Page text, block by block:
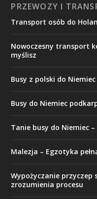
PRZEWOZY I
Transport osób do
​Nowoczesny transport
myślisz
Busy z polski do
Busy do Niemiec
Tanie busy do Niemiec –
Malezja – Egzotyka
Wypożyczanie przyczep
zrozumienia procesu